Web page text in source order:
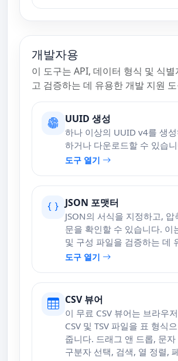
개발자용
이 도구는 API, 데이터 형식 및 식
고 검증하는 데 유용한 개발 지원
UUID 생성
하나 이상의 UUID v4를 생
하거나 다운로드할 수 있습
도구 열기
JSON 포맷터
JSON의 서식을 지정하고, 압
문을 확인할 수 있습니다. 이
및 구성 파일을 검증하는 데
도구 열기
CSV 뷰어
이 무료 CSV 뷰어는 브라우
CSV 및 TSV 파일을 표 형식
줍니다. 드래그 앤 드롭, 문자
구분자 선택, 검색, 열 정렬,